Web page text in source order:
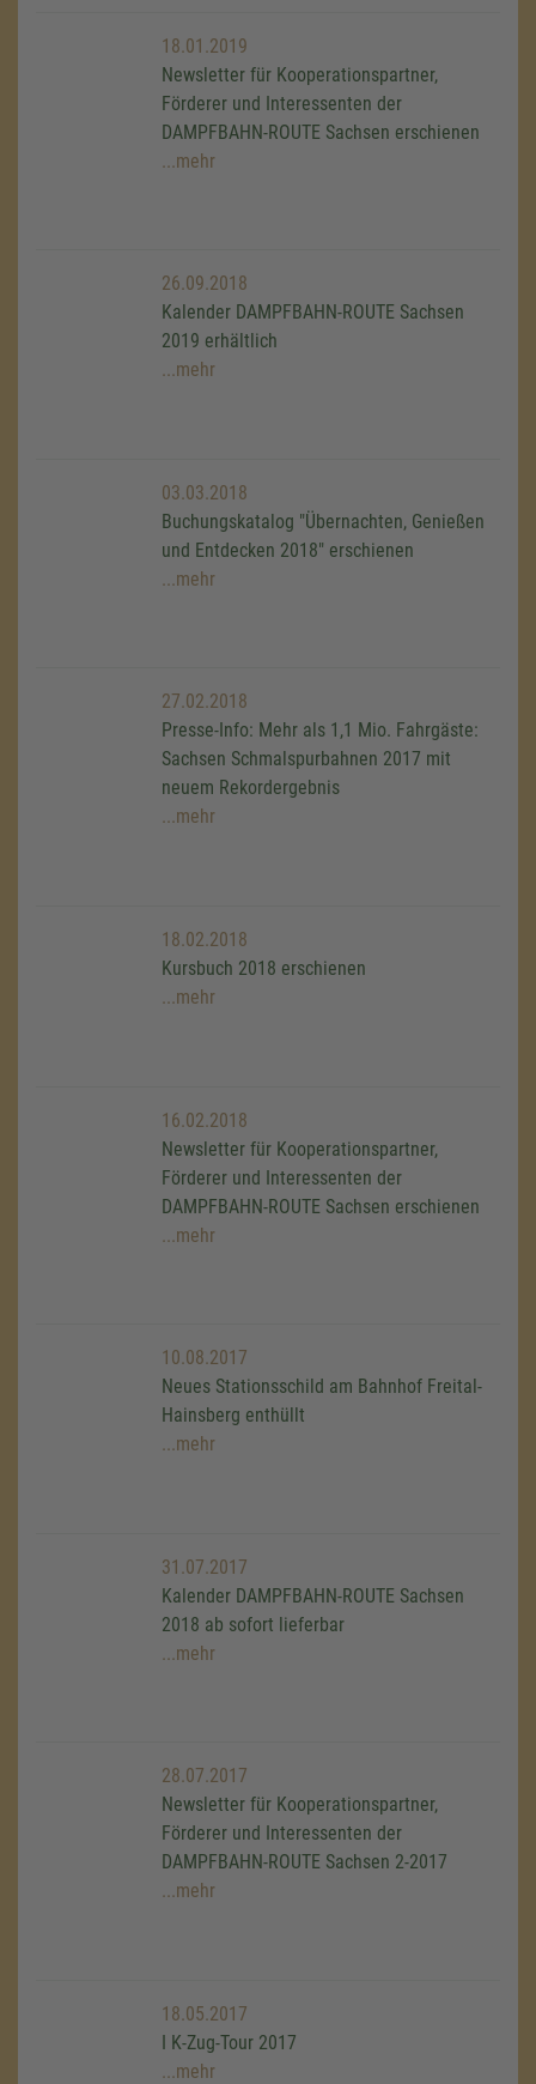
18.01.2019
Newsletter für Kooperationspartner,
Förderer und Interessenten der
DAMPFBAHN-ROUTE Sachsen erschienen
...mehr
26.09.2018
Kalender DAMPFBAHN-ROUTE Sachsen
2019 erhältlich
...mehr
03.03.2018
Buchungskatalog "Übernachten, Genießen
und Entdecken 2018" erschienen
...mehr
27.02.2018
Presse-Info: Mehr als 1,1 Mio. Fahrgäste:
Sachsen Schmalspurbahnen 2017 mit
neuem Rekordergebnis
...mehr
18.02.2018
Kursbuch 2018 erschienen
...mehr
16.02.2018
Newsletter für Kooperationspartner,
Förderer und Interessenten der
DAMPFBAHN-ROUTE Sachsen erschienen
...mehr
10.08.2017
Neues Stationsschild am Bahnhof Freital-
Hainsberg enthüllt
...mehr
31.07.2017
Kalender DAMPFBAHN-ROUTE Sachsen
2018 ab sofort lieferbar
...mehr
28.07.2017
Newsletter für Kooperationspartner,
Förderer und Interessenten der
DAMPFBAHN-ROUTE Sachsen 2-2017
...mehr
18.05.2017
I K-Zug-Tour 2017
...mehr